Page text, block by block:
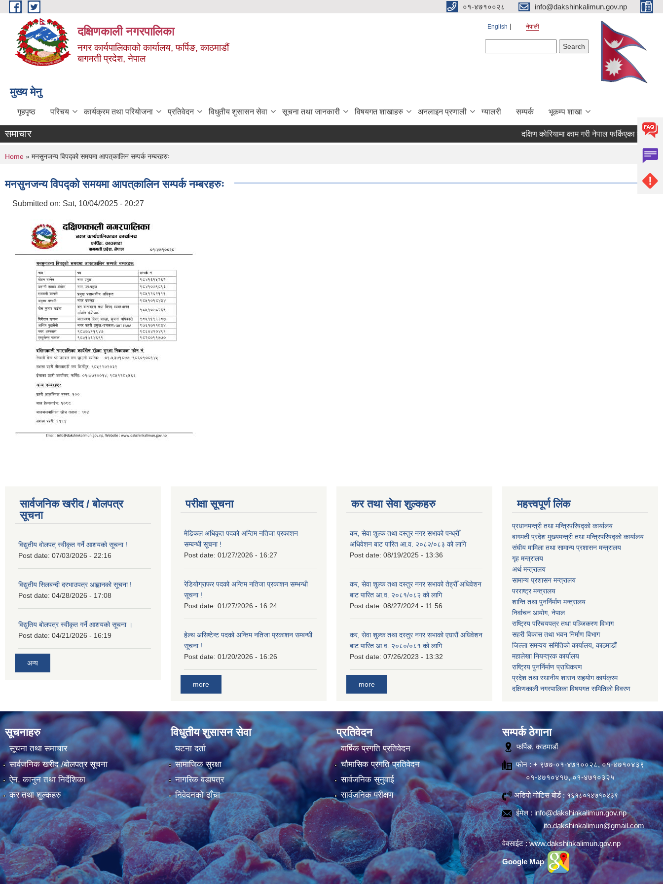
Skip to main content ०१-४७१००२८ info@dakshinkalimun.gov.np
दक्षिणकाली नगरपालिका
नगर कार्यपालिकाको कार्यालय, फर्पिङ, काठमाडौं
बागमती प्रदेश, नेपाल
English नेपाली
मुख्य मेनु
गृहपृष्ठ परिचय कार्यक्रम तथा परियोजना प्रतिवेदन विधुतीय शुसासन सेवा सूचना तथा जानकारी विषयगत शाखाहरु अनलाइन प्रणाली ग्यालरी सम्पर्क भूकम्प शाखा
समाचार दक्षिण कोरियामा काम गरी नेपाल फर्किएका
You are here
Home » मनसुनजन्य विपद्को समयमा आपत्‌कालिन सम्पर्क नम्बरहरुः
मनसुनजन्य विपद्को समयमा आपत्‌कालिन सम्पर्क नम्बरहरुः
Submitted on: Sat, 10/04/2025 - 20:27
सार्वजनिक खरीद / बोलपत्र
सूचना
विद्युतीय वोलपत् स्वीकृत गर्ने आशयको सूचना !
Post date: 07/03/2026 - 22:16
विद्युतीय सिलबन्दी दरभाउपत्र आह्वानको सूचना !
Post date: 04/28/2026 - 17:08
विद्युतिय बोलपत्र स्वीकृत गर्ने आशयको सूचना ।
Post date: 04/21/2026 - 16:19
अन्य
परीक्षा सूचना
मेडिकल अधिकृत पदको अन्तिम नतिजा प्रकाशन
सम्बन्धी सूचना !
Post date: 01/27/2026 - 16:27
रेडियोग्राफर पदको अन्तिम नतिजा प्रकाशन सम्भन्धी
सूचना !
Post date: 01/27/2026 - 16:24
हेल्थ असिष्टेन्ट पदको अन्तिम नतिजा प्रकाशन सम्बन्धी
सूचना !
Post date: 01/20/2026 - 16:26
more
कर तथा सेवा शुल्कहरु
कर, सेवा शुल्क तथा दस्तुर नगर सभाको पन्ध्रौँ
अधिवेशन बाट पारित आ.व. २०८२/०८३ को लागि
Post date: 08/19/2025 - 13:36
कर, सेवा शुल्क तथा दस्तुर नगर सभाको तेह्रौँ अधिवेशन
बाट पारित आ.व. २०८१/०८२ को लागि
Post date: 08/27/2024 - 11:56
कर, सेवा शुल्क तथा दस्तुर नगर सभाको एघारौं अधिवेशन
बाट पारित आ.व. २०८०/०८१ को लागि
Post date: 07/26/2023 - 13:32
more
महत्त्वपूर्ण लिंक
प्रधानमन्त्री तथा मन्त्रिपरिषद्को कार्यालय
बागमती प्रदेश मुख्यमन्त्री तथा मन्त्रिपरिषद्को कार्यालय
संघीय मामिला तथा सामान्य प्रशासन मन्त्रालय
गृह मन्त्रालय
अर्थ मन्त्रालय
सामान्य प्रशासन मन्त्रालय
परराष्ट्र मन्त्रालय
शान्ति तथा पुनर्निर्माण मन्त्रालय
निर्वाचन आयोग, नेपाल
राष्ट्रिय परिचयपत्र तथा पञ्जिकरण विभाग
सहरी विकास तथा भवन निर्माण विभाग
जिल्ला समन्वय समितिको कार्यालय, काठमाडौं
महालेखा नियन्त्रक कार्यालय
राष्ट्रिय पुनर्निर्माण प्राधिकरण
प्रदेश तथा स्थानीय शासन सहयोग कार्यक्रम
दक्षिणकाली नगरपालिका विषयगत समितिको विवरण
सूचनाहरु
सूचना तथा समाचार
सार्वजनिक खरीद /बोलपत्र सूचना
ऐन, कानुन तथा निर्देशिका
कर तथा शुल्कहरु
विधुतीय शुसासन सेवा
घटना दर्ता
सामाजिक सुरक्षा
नागरिक वडापत्र
निवेदनको ढाँचा
प्रतिवेदन
वार्षिक प्रगति प्रतिवेदन
चौमासिक प्रगति प्रतिवेदन
सार्वजनिक सुनुवाई
सार्वजनिक परीक्षण
सम्पर्क ठेगाना
फर्पिङ, काठमाडौं
फोन : + ९७७-०१-४७१००२८, ०१-४७१०४३९
०१-४७१०४१७, ०१-४७१०३२५
अडियो नोटिस बोर्ड : १६१८०१४७१०४३९
ईमेल : info@dakshinkalimun.gov.np
ito.dakshinkalimun@gmail.com
वेवसाईट :www.dakshinkalimun.gov.np
Google Map